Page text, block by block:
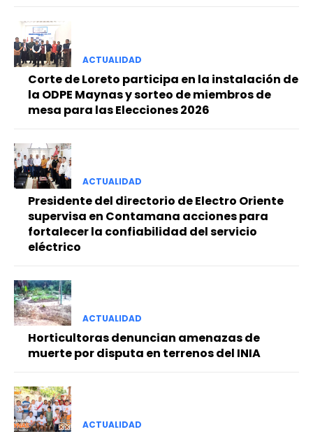
ACTUALIDAD
Corte de Loreto participa en la instalación de
la ODPE Maynas y sorteo de miembros de
mesa para las Elecciones 2026
ACTUALIDAD
Presidente del directorio de Electro Oriente
supervisa en Contamana acciones para
fortalecer la confiabilidad del servicio
eléctrico
ACTUALIDAD
Horticultoras denuncian amenazas de
muerte por disputa en terrenos del INIA
ACTUALIDAD